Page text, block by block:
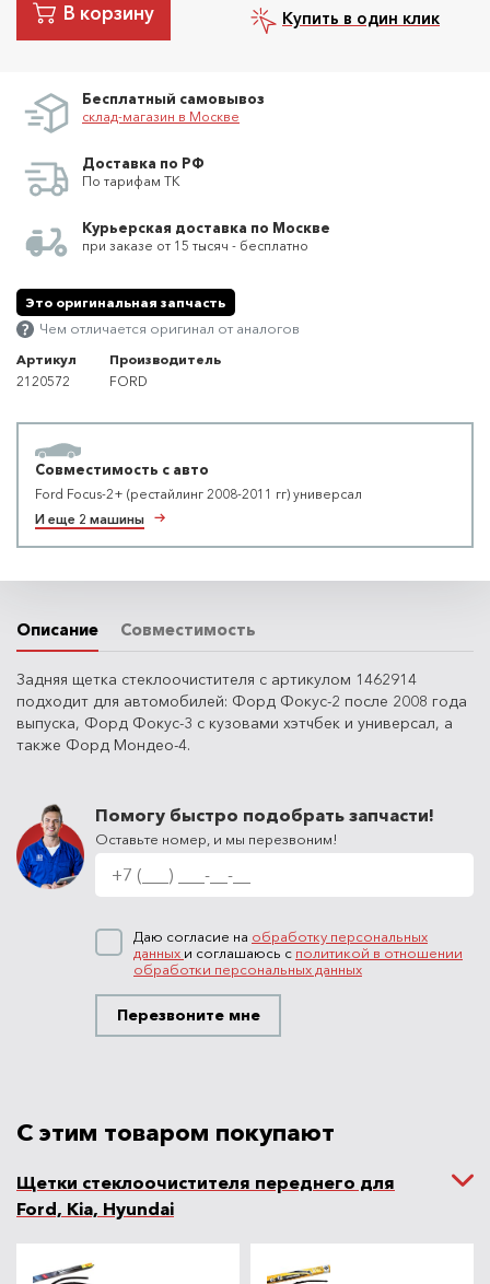
В корзину Купить в один клик
Бесплатный самовывоз
склад-магазин в Москве
Доставка по РФ
По тарифам ТК
Курьерская доставка по Москве
при заказе от 15 тысяч - бесплатно
Это оригинальная запчасть
Чем отличается оригинал от аналогов
Артикул
2120572
Производитель
FORD
Совместимость с авто
Ford Focus-2+ (рестайлинг 2008-2011 гг) универсал
И еще 2 машины
Описание Совместимость
Задняя щетка стеклоочистителя с артикулом 1462914
подходит для автомобилей: Форд Фокус-2 после 2008 года
выпуска, Форд Фокус-3 с кузовами хэтчбек и универсал, а
также Форд Мондео-4.
Помогу быстро подобрать запчасти!
Оставьте номер, и мы перезвоним!
Даю согласие на обработку персональных
данных и соглашаюсь с политикой в отношении
обработки персональных данных
Перезвоните мне
С этим товаром покупают
Щетки стеклоочистителя переднего для
Ford, Kia, Hyundai